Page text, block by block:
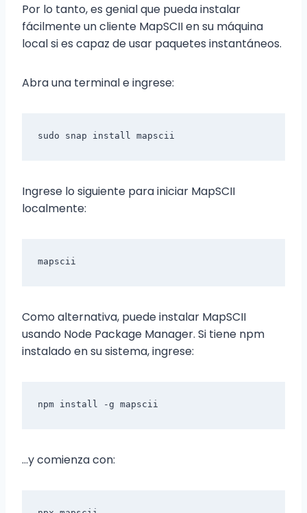
Por lo tanto, es genial que pueda instalar
fácilmente un cliente MapSCII en su máquina
local si es capaz de usar paquetes instantáneos.
Abra una terminal e ingrese:
sudo snap install mapscii
Ingrese lo siguiente para iniciar MapSCII
localmente:
mapscii
Como alternativa, puede instalar MapSCII
usando Node Package Manager. Si tiene npm
instalado en su sistema, ingrese:
npm install -g mapscii
…y comienza con: